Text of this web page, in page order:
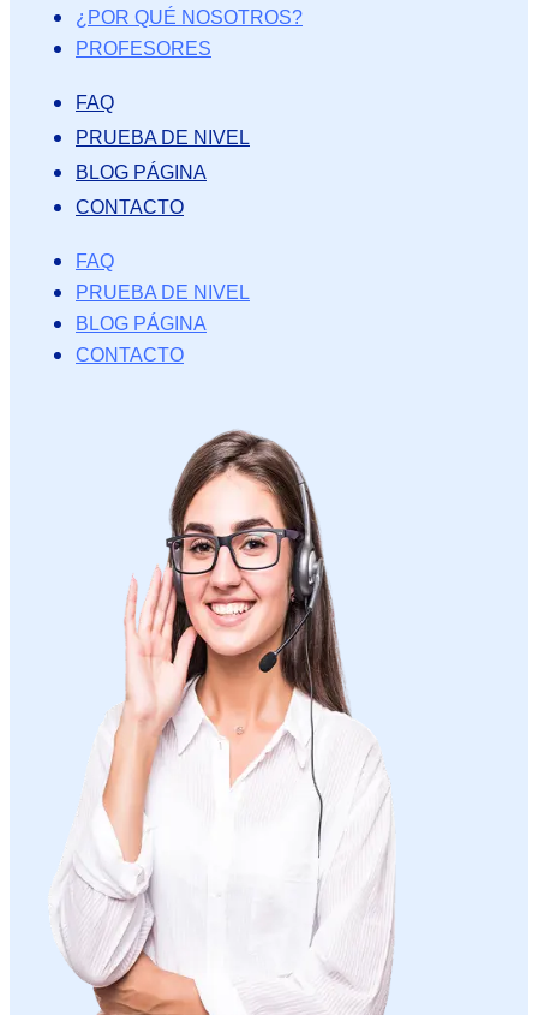
¿POR QUÉ NOSOTROS?
PROFESORES
FAQ
PRUEBA DE NIVEL
BLOG PÁGINA
CONTACTO
FAQ
PRUEBA DE NIVEL
BLOG PÁGINA
CONTACTO